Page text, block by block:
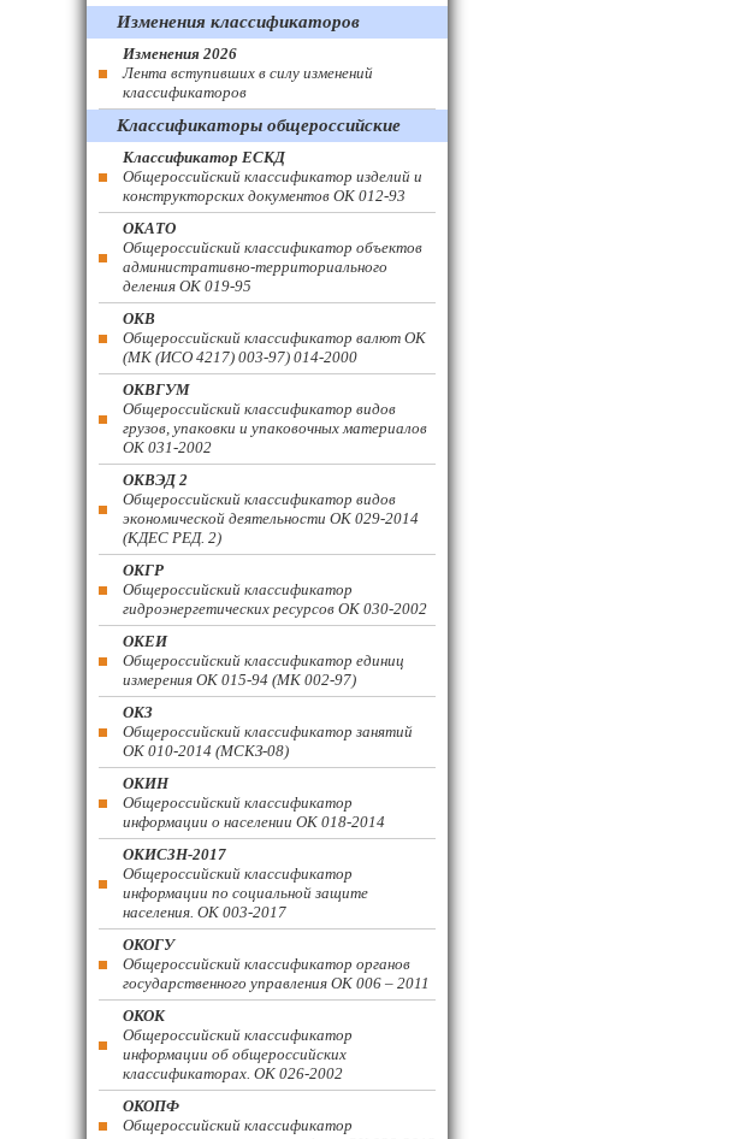
Изменения классификаторов
Изменения 2026
Лента вступивших в силу изменений
классификаторов
Классификаторы общероссийские
Классификатор ЕСКД
Общероссийский классификатор изделий и
конструкторских документов ОК 012-93
ОКАТО
Общероссийский классификатор объектов
административно-территориального
деления ОК 019-95
ОКВ
Общероссийский классификатор валют ОК
(МК (ИСО 4217) 003-97) 014-2000
ОКВГУМ
Общероссийский классификатор видов
грузов, упаковки и упаковочных материалов
ОК 031-2002
ОКВЭД 2
Общероссийский классификатор видов
экономической деятельности ОК 029-2014
(КДЕС РЕД. 2)
ОКГР
Общероссийский классификатор
гидроэнергетических ресурсов ОК 030-2002
ОКЕИ
Общероссийский классификатор единиц
измерения ОК 015-94 (МК 002-97)
ОКЗ
Общероссийский классификатор занятий
ОК 010-2014 (МСКЗ-08)
ОКИН
Общероссийский классификатор
информации о населении ОК 018-2014
ОКИСЗН-2017
Общероссийский классификатор
информации по социальной защите
населения. ОК 003-2017
ОКОГУ
Общероссийский классификатор органов
государственного управления ОК 006 – 2011
ОКОК
Общероссийский классификатор
информации об общероссийских
классификаторах. ОК 026-2002
ОКОПФ
Общероссийский классификатор